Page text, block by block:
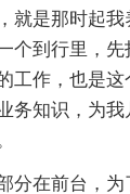
就是那时起
个到行里，
工作，也是
务知识，为我
分在前台，